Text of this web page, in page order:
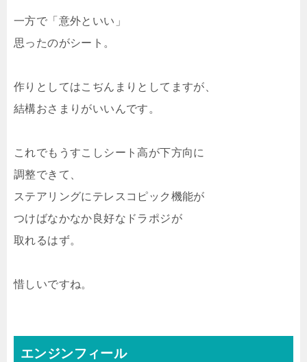
一方で「意外といい」
思ったのがシート。
作りとしてはこぢんまりとしてますが、
結構おさまりがいいんです。
これでもうすこしシート高が下方向に
調整できて、
ステアリングにテレスコピック機能が
つけばなかなか良好なドラポジが
取れるはず。
惜しいですね。
エンジンフィール